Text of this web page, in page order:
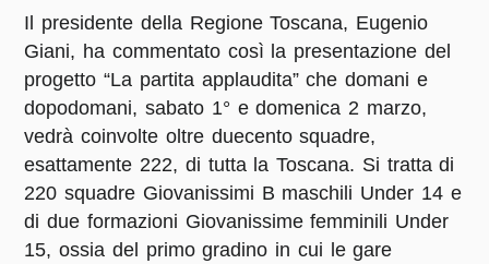
Il presidente della Regione Toscana, Eugenio
Giani, ha commentato così la presentazione del
progetto “La partita applaudita” che domani e
dopodomani, sabato 1° e domenica 2 marzo,
vedrà coinvolte oltre duecento squadre,
esattamente 222, di tutta la Toscana. Si tratta di
220 squadre Giovanissimi B maschili Under 14 e
di due formazioni Giovanissime femminili Under
15, ossia del primo gradino in cui le gare